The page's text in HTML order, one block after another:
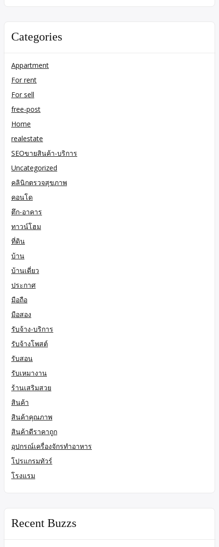
Categories
Appartment
For rent
For sell
free-post
Home
realestate
SEOขายสินค้า-บริการ
Uncategorized
คลินิกตรวจสุขภาพ
คอนโด
ตึก-อาคาร
ทาวน์โฮม
ที่ดิน
บ้าน
บ้านเดี่ยว
ประกาศ
มือถือ
มือสอง
รับจ้าง-บริการ
รับจ้างโพสต์
รับสอน
รับเหมางาน
ร้านเสริมสวย
สินค้า
สินค้าคุณภาพ
สินค้าดีราคาถูก
อุปกรณ์เครื่องจักรทำอาหาร
โปรแกรมทัวร์
โรงแรม
Recent Buzzs